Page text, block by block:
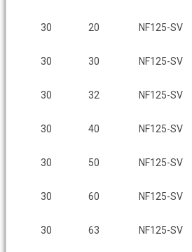
30 20 NF125-SV
30 30 NF125-SV
30 32 NF125-SV
30 40 NF125-SV
30 50 NF125-SV
30 60 NF125-SV
30 63 NF125-SV